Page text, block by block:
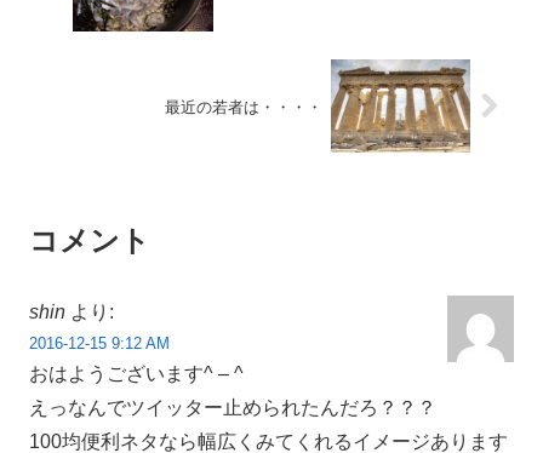
最近の若者は・・・・
コメント
shin より:
2016-12-15 9:12 AM
おはようございます^ – ^
えっなんでツイッター止められたんだろ？？？
100均便利ネタなら幅広くみてくれるイメージあります